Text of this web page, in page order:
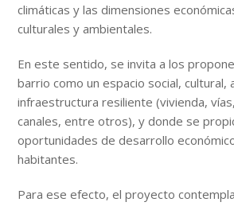
climáticas y las dimensiones
culturales y ambientales.
En este sentido, se invita a los
barrio como un espacio social, cultural,
infraestructura resiliente (vivienda,
canales, entre otros), y donde se
oportunidades de desarrollo
habitantes.
Para ese efecto, el proyecto